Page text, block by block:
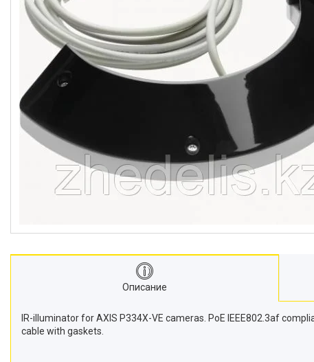
Описание
IR-illuminator for AXIS P334X-VE cameras. PoE IEEE802.3af
cable with gaskets.